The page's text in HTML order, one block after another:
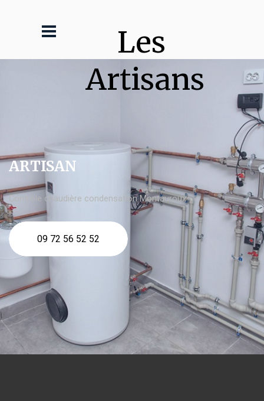
Les
Artisans
ARTISAN
Contrôle chaudière condensation Montauroux
09 72 56 52 52